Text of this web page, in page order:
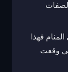
فهذا
وقعت